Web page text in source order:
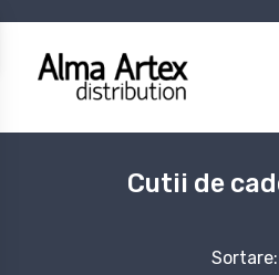
Cutii de
Sortare: